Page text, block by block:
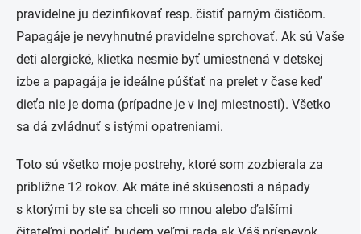
pravidelne ju dezinfikovať resp. čistiť parným čističom.
Papagáje je nevyhnutné pravidelne sprchovať. Ak sú Vaše
deti alergické, klietka nesmie byť umiestnená v detskej
izbe a papagája je ideálne púšťať na prelet v čase keď
dieťa nie je doma (prípadne je v inej miestnosti). Všetko
sa dá zvládnuť s istými opatreniami.
Toto sú všetko moje postrehy, ktoré som zozbierala za
približne 12 rokov. Ak máte iné skúsenosti a nápady
s ktorými by ste sa chceli so mnou alebo ďalšími